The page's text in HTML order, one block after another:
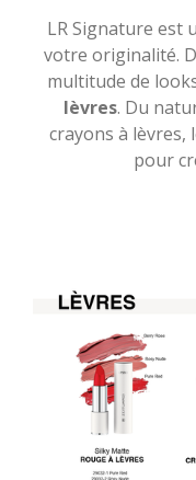
LR Signature est
votre originalité.
multitude de
lèvres. Du
crayons à lèvres,
pour